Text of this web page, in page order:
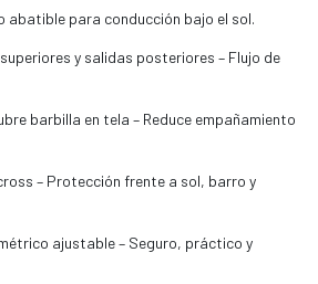
abatible para conducción bajo el sol.
y salidas posteriores – Flujo de
barbilla en tela – Reduce empañamiento
– Protección frente a sol, barro y
ajustable – Seguro, práctico y